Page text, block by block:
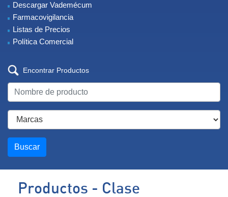
Descargar Vademécum
Farmacovigilancia
Listas de Precios
Política Comercial
Encontrar Productos
Buscar
Productos - Clase